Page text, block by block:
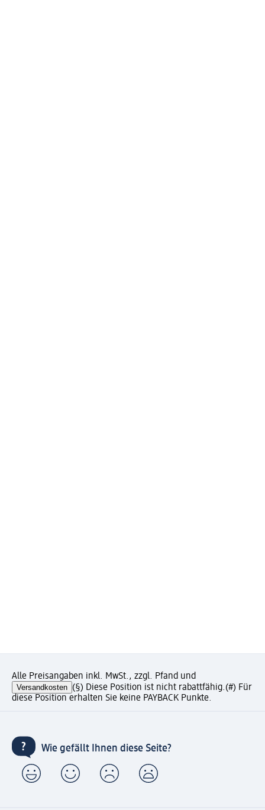
Alle Preisangaben inkl. MwSt., zzgl. Pfand und
Versandkosten (§) Diese Position ist nicht rabattfähig.(#) Für
diese Position erhalten Sie keine PAYBACK Punkte.
Wie gefällt Ihnen diese Seite?